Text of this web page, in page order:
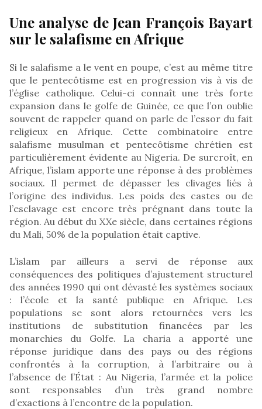
Une analyse de Jean François Bayart
sur le salafisme en Afrique
Si le salafisme a le vent en poupe, c’est au même titre
que le pentecôtisme est en progression vis à vis de
l’église catholique. Celui-ci connaît une très forte
expansion dans le golfe de Guinée, ce que l’on oublie
souvent de rappeler quand on parle de l’essor du fait
religieux en Afrique. Cette combinatoire entre
salafisme musulman et pentecôtisme chrétien est
particulièrement évidente au Nigeria. De surcroît, en
Afrique, l’islam apporte une réponse à des problèmes
sociaux. Il permet de dépasser les clivages liés à
l’origine des individus. Les poids des castes ou de
l’esclavage est encore très prégnant dans toute la
région. Au début du XXe siècle, dans certaines régions
du Mali, 50% de la population était captive.
L’islam par ailleurs a servi de réponse aux
conséquences des politiques d’ajustement structurel
des années 1990 qui ont dévasté les systèmes sociaux
: l’école et la santé publique en Afrique. Les
populations se sont alors retournées vers les
institutions de substitution financées par les
monarchies du Golfe. La charia a apporté une
réponse juridique dans des pays ou des régions
confrontés à la corruption, à l’arbitraire ou à
l’absence de l’État : Au Nigeria, l’armée et la police
sont responsables d’un très grand nombre
d’exactions à l’encontre de la population.